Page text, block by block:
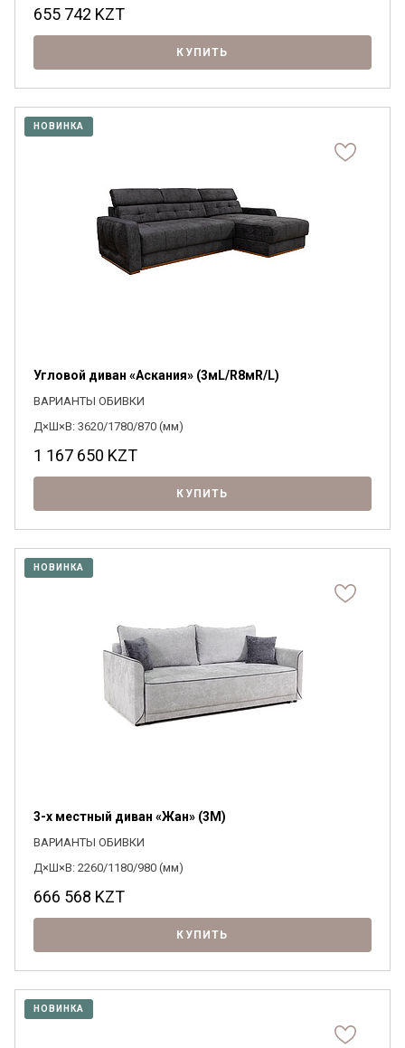
655 742 KZT
КУПИТЬ
НОВИНКА
Угловой диван «Аскания» (3мL/R8мR/L)
ВАРИАНТЫ ОБИВКИ
Д×Ш×В: 3620/1780/870 (мм)
1 167 650 KZT
КУПИТЬ
НОВИНКА
3-х местный диван «Жан» (3M)
ВАРИАНТЫ ОБИВКИ
Д×Ш×В: 2260/1180/980 (мм)
666 568 KZT
КУПИТЬ
НОВИНКА